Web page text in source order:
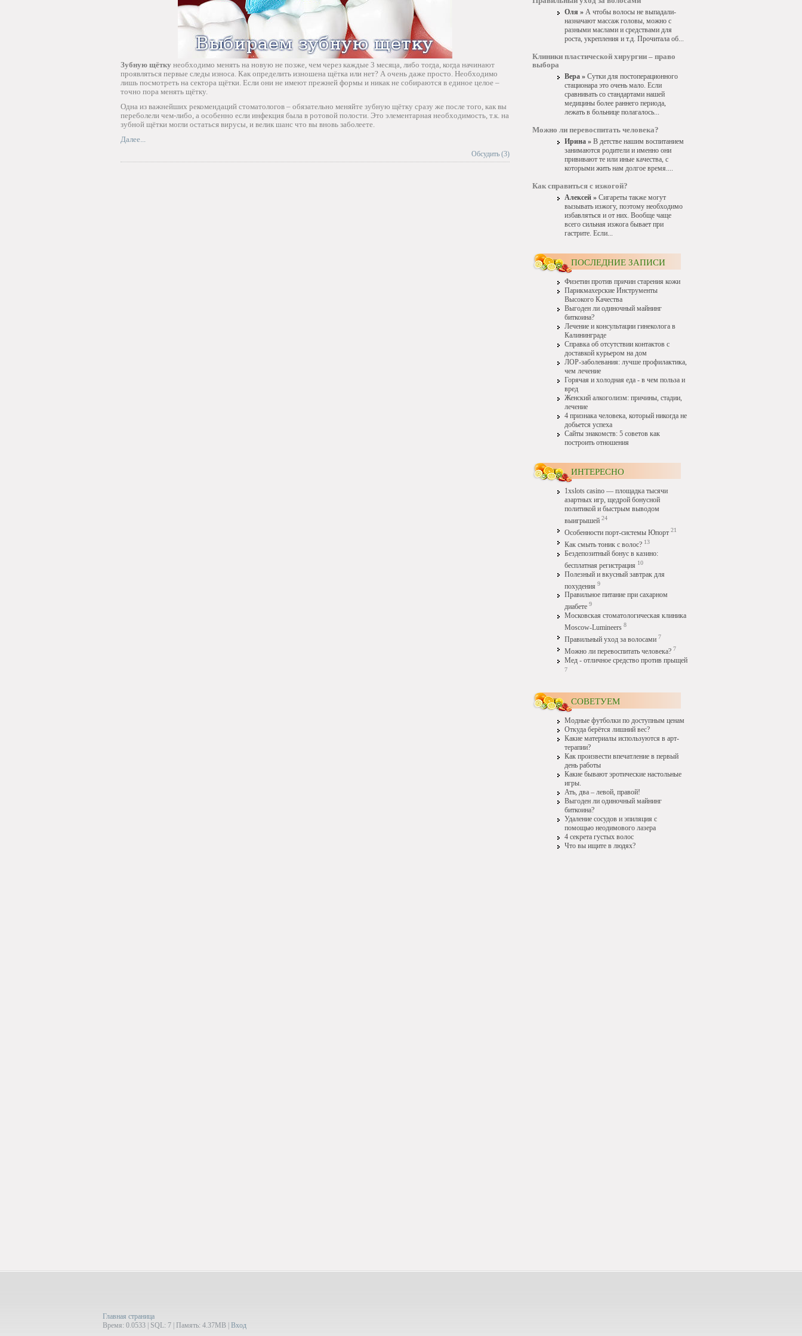
Зубную щётку необходимо менять на новую не позже, чем через каждые 3 месяца, либо тогда, когда начинают
проявляться первые следы износа. Как определить изношена щётка или нет? А очень даже просто. Необходимо
лишь посмотреть на сектора щётки. Если они не имеют прежней формы и никак не собираются в единое целое –
точно пора менять щётку.
Одна из важнейших рекомендаций стоматологов – обязательно меняйте зубную щётку сразу же после того, как вы
переболели чем-либо, а особенно если инфекция была в ротовой полости. Это элементарная необходимость, т.к. на
зубной щётки могли остаться вирусы, и велик шанс что вы вновь заболеете.
Далее...
Обсудить (3)
Оля » А чтобы волосы не выпадали-
назначают массаж головы, можно с
разными маслами и средствами для
роста, укрепления и т.д. Прочитала об...
Клиники пластической хирургии – право
выбора
Вера » Сутки для постоперационного
стационара это очень мало. Если
сравнивать со стандартами нашей
медицины более раннего периода,
лежать в больнице полагалось...
Можно ли перевоспитать человека?
Ирина » В детстве нашим воспитанием
занимаются родители и именно они
прививают те или иные качества, с
которыми жить нам долгое время....
Как справиться с изжогой?
Алексей » Сигареты также могут
вызывать изжогу, поэтому необходимо
избавляться и от них. Вообще чаще
всего сильная изжога бывает при
гастрите. Если...
ПОСЛЕДНИЕ ЗАПИСИ
Физетин против причин старения кожи
Парикмахерские Инструменты
Высокого Качества
Выгоден ли одиночный майнинг
биткоина?
Лечение и консультации гинеколога в
Калининграде
Справка об отсутствии контактов с
доставкой курьером на дом
ЛОР-заболевания: лучше профилактика,
чем лечение
Горячая и холодная еда - в чем польза и
вред
Женский алкоголизм: причины, стадии,
лечение
4 признака человека, который никогда не
добьется успеха
Сайты знакомств: 5 советов как
построить отношения
ИНТЕРЕСНО
1xslots casino — площадка тысячи
азартных игр, щедрой бонусной
политикой и быстрым выводом
выигрышей 24
Особенности порт-системы Юпорт 21
Как смыть тоник с волос? 13
Бездепозитный бонус в казино:
бесплатная регистрация 10
Полезный и вкусный завтрак для
похудения 9
Правильное питание при сахарном
диабете 9
Московская стоматологическая клиника
Moscow-Lumineers 8
Правильный уход за волосами 7
Можно ли перевоспитать человека? 7
Мед - отличное средство против прыщей
7
СОВЕТУЕМ
Модные футболки по доступным ценам
Откуда берётся лишний вес?
Какие материалы используются в арт-
терапии?
Как произвести впечатление в первый
день работы
Какие бывают эротические настольные
игры.
Ать, два – левой, правой!
Выгоден ли одиночный майнинг
биткоина?
Удаление сосудов и эпиляция с
помощью неодимового лазера
4 секрета густых волос
Что вы ищите в людях?
Главная страница
Время: 0.0533 | SQL: 7 | Память: 4.37MB Вход